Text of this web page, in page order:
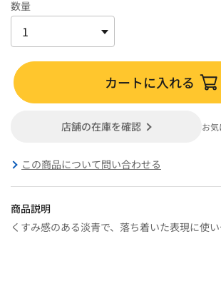
数量
カートに入れる
店舗の在庫を確認 お
この商品について問い合わせる
商品説明
くすみ感のある淡青で、落ち着いた表現に使い